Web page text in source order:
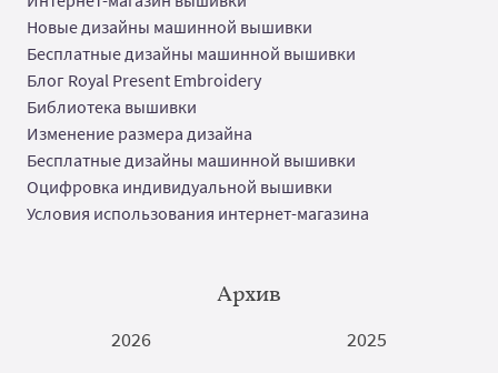
Новые дизайны машинной вышивки
Бесплатные дизайны машинной вышивки
Блог Royal Present Embroidery
Библиотека вышивки
Изменение размера дизайна
Бесплатные дизайны машинной вышивки
Оцифровка индивидуальной вышивки
Условия использования интернет-магазина
Архив
2026
2025